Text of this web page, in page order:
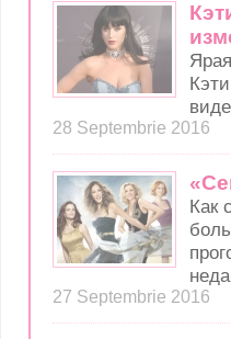
28 Septembrie 2016
Как
27 Septembrie 2016